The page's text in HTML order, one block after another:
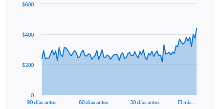
data
The
90 días antes 60 días antes 30 días antes El mis…
0
$200
$400
$600